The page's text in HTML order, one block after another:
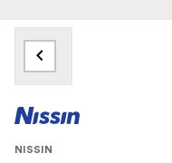
NISSIN